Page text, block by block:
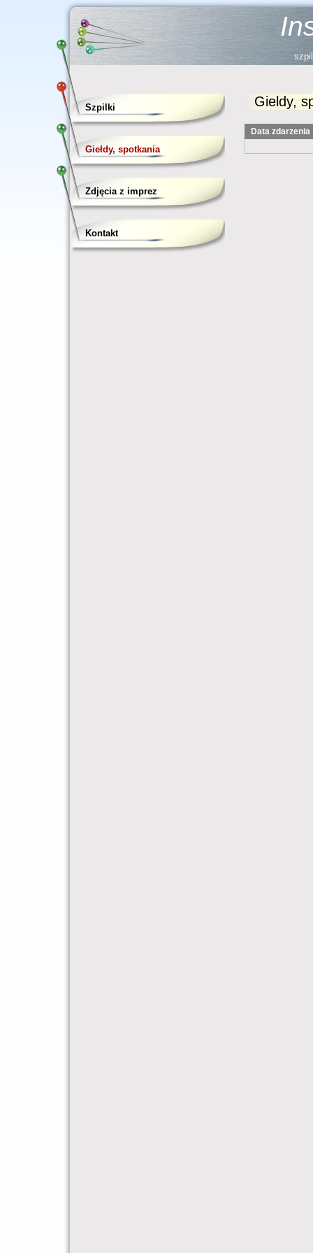
Szpilki
Giełdy, spotkania
Zdjęcia z imprez
Kontakt
Gieldy,
Data zdarzenia